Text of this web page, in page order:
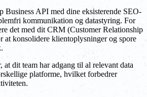
Business API med dine eksisterende SEO-
kommunikation og datastyring. For
det med dit CRM (Customer Relationship
at konsolidere klientoplysninger og spore
at dit team har adgang til al relevant data
platforme, hvilket forbedrer